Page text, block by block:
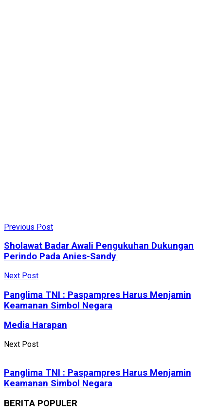
Previous Post
Sholawat Badar Awali Pengukuhan Dukungan
Perindo Pada Anies-Sandy
Next Post
Panglima TNI : Paspampres Harus Menjamin
Keamanan Simbol Negara
Media Harapan
Next Post
Panglima TNI : Paspampres Harus Menjamin
Keamanan Simbol Negara
BERITA POPULER